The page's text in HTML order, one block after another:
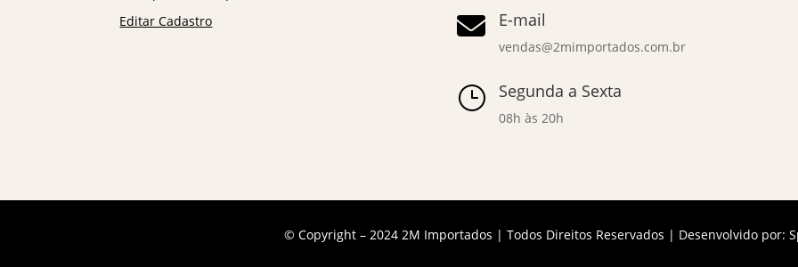
Editar Cadastro
 E-mail
vendas@2mimportados.com.br
} Segunda a Sexta
08h às 20h
© Copyright – 2024 2M Importados | Todos Direitos Reservados | Desenvolvido por: